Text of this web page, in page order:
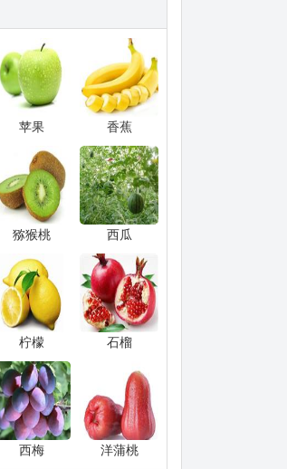
苹果 香蕉
猕猴桃 西瓜
柠檬 石榴
西梅 洋蒲桃